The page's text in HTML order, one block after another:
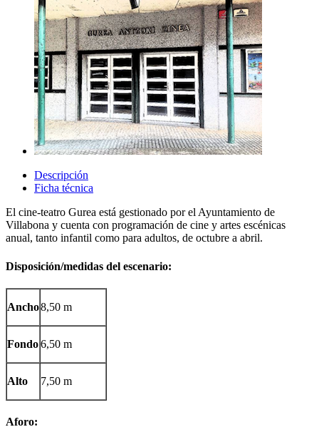
Descripción
Ficha técnica
El cine-teatro Gurea está gestionado por el Ayuntamiento de
Villabona y cuenta con programación de cine y artes escénicas
anual, tanto infantil como para adultos, de octubre a abril.
Disposición/medidas del escenario:
Ancho8,50 m
Fondo6,50 m
Alto 7,50 m
Aforo: